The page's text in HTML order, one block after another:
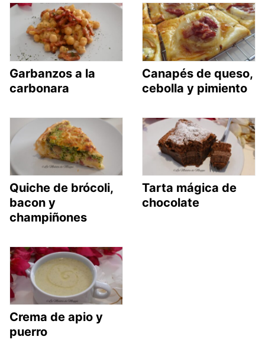
Garbanzos a la
carbonara
Canapés de queso,
cebolla y pimiento
Quiche de brócoli,
bacon y
champiñones
Tarta mágica de
chocolate
Crema de apio y
puerro